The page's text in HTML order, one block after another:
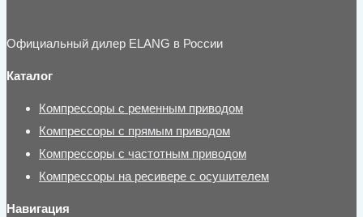
Официальный дилер ELANG в России
Каталог
Компрессоры с ременным приводом
Компрессоры с прямым приводом
Компрессоры с частотным приводом
Компрессоры на ресивере с осушителем
Навигация